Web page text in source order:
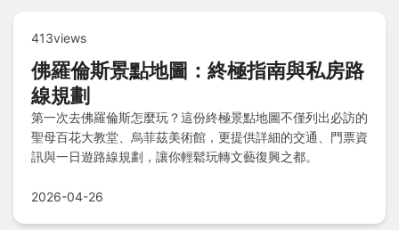
413views
佛羅倫斯景點地圖：終極指南與私房路
線規劃
第一次去佛羅倫斯怎麼玩？這份終極景點地圖不僅列出必訪的
聖母百花大教堂、烏菲茲美術館，更提供詳細的交通、門票資
訊與一日遊路線規劃，讓你輕鬆玩轉文藝復興之都。
2026-04-26